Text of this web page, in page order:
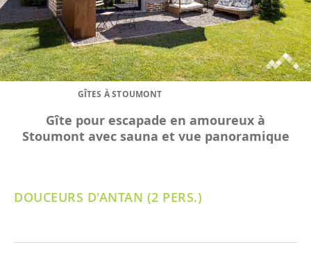
GÎTES À STOUMONT
Gîte pour escapade en amoureux à
Stoumont avec sauna et vue panoramique
DOUCEURS D'ANTAN (2 PERS.)